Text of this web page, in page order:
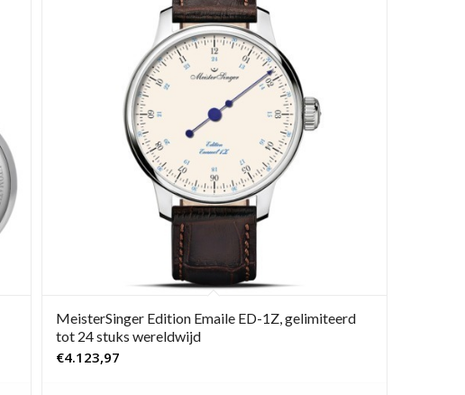
MeisterSinger Edition Emaile ED-1Z, gelimiteerd
tot 24 stuks wereldwijd
€4.123,97